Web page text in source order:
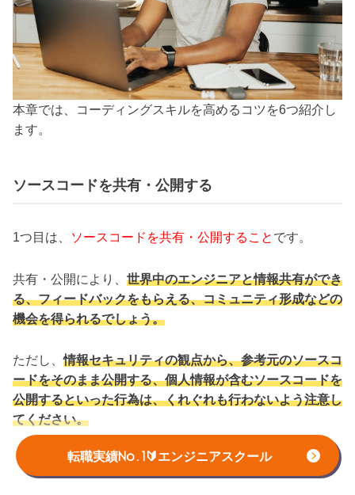
転職実績No.1🔰エンジニアスクール
本章では、コーディングスキルを高めるコツを6つ紹介し
ます。
ソースコードを共有・公開する
1つ目は、 ソースコードを共有・公開すること です。
共有・公開により、 世界中のエンジニアと情報共有ができ
る、フィードバックをもらえる、コミュニティ形成などの
機会を得られるでしょう。
ただし、情報セキュリティの観点から、参考元のソースコ
ードをそのまま公開する、個人情報が含むソースコードを
公開するといった行為は、くれぐれも行わないよう注意し
てください。
周辺スキルを習得する